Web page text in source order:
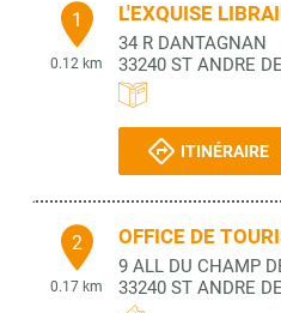
1
0.12 km
L'EXQUISE
34 R DANTAGNAN
33240 ST ANDRE
ITINÉRAIRE
2
0.17 km
OFFICE DE
9 ALL DU CHAMP
33240 ST ANDRE